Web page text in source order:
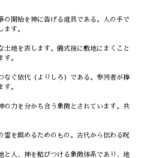
の開始を神に告げる道具である。人の手で
ます。
土地を表します。儀式後に敷地にまくこと
す。
なぐ依代（よりしろ）である。参列者が捧
す。
の力を分かち合う象徴とされています。共
霊を鎮めるためのもの。古代から伝わる呪
と人、神を結びつける象徴体系であり、地